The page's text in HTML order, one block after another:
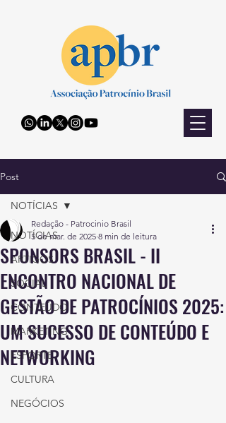
Post
NOTÍCIAS
ARTIGOS
SOCIAL
CONTEÚDO
MARKETING
ESPORTE
CULTURA
NEGÓCIOS
NOTÍCIAS
SPONSORS BRASIL - II
ENCONTRO NACIONAL DE
GESTÃO DE PATROCÍNIOS 2025:
UM SUCESSO DE CONTEÚDO E
NETWORKING
Redação - Patrocinio Brasil
5 de mar. de 2025 8 min de leitura